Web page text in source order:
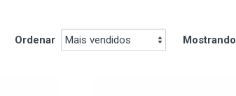
Ordenar Mostrando